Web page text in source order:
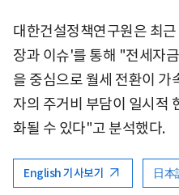
대한건설정책연구원은 최
장과 이슈'를 통해 "전세자
을 중심으로 월세 전환이
자의 주거비 부담이 일시적
화될 수 있다"고 분석했다.
English 기사보기 日本